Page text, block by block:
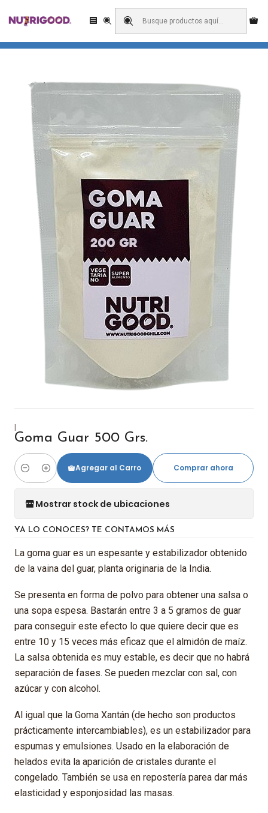
Espesantes y Gelificantes Goma Guar 500 Grs.
|
Goma Guar 500 Grs.
Cantidad
Agregar al Carro Comprar ahora
Mostrar stock de ubicaciones
YA LO CONOCES? TE CONTAMOS MÁS
La goma guar es un espesante y estabilizador obtenido
de la vaina del guar, planta originaria de la India.
Se presenta en forma de polvo para obtener una salsa o
una sopa espesa. Bastarán entre 3 a 5 gramos de guar
para conseguir este efecto lo que quiere decir que es
entre 10 y 15 veces más eficaz que el almidón de maíz.
La salsa obtenida es muy estable, es decir que no habrá
separación de fases. Se pueden mezclar con sal, con
azúcar y con alcohol.
Al igual que la Goma Xantán (de hecho son productos
prácticamente intercambiables), es un estabilizador para
espumas y emulsiones. Usado en la elaboración de
helados evita la aparición de cristales durante el
congelado. También se usa en repostería parea dar más
elasticidad y esponjosidad las masas.